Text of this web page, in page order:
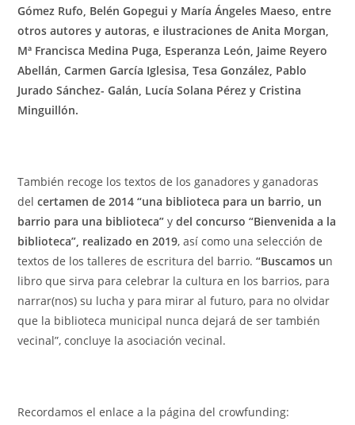
Gómez Rufo, Belén Gopegui y María Ángeles Maeso, entre
otros autores y autoras, e ilustraciones deAnita Morgan,
Mª Francisca Medina Puga, Esperanza León, Jaime Reyero
Abellán, Carmen García Iglesisa, Tesa González, Pablo
Jurado Sánchez- Galán, Lucía Solana Pérez y Cristina
Minguillón.
También recoge los textos de los ganadores y ganadoras
delcertamen de 2014 “una biblioteca para un barrio, un
barrio para una biblioteca” ydel concurso “Bienvenida a la
biblioteca”, realizado en 2019, así como una selección de
textos de los talleres de escritura del barrio.“Buscamos un
libro que sirva para celebrar la cultura en los barrios, para
narrar(nos) su lucha y para mirar al futuro, para no olvidar
que la biblioteca municipal nunca dejará de ser también
vecinal”, concluye la asociación vecinal.
Recordamos el enlace a la página del crowfunding: